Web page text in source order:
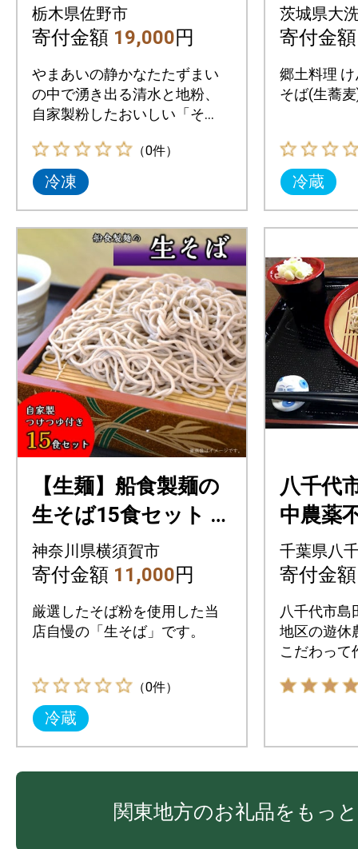
栃木県佐野市
寄付金額 19,000円
やまあいの静かなたたずまい
の中で湧き出る清水と地粉、
自家製粉したおいしい「そ
（0件）
冷凍
麦つゆ
茨城県大
寄付金
郷土料理
そば(生蕎
冷蔵
【生麺】船食製麺の
生そば15食セット 自
家製つけつゆ付き
神奈川県横須賀市
寄付金額 11,000円
厳選したそば粉を使用した当
店自慢の「生そば」です。
（0件）
冷蔵
八千代
中農薬
された
0%使
(半生
ット)
千葉県八
寄付金
八千代市島
地区の遊休
こだわって
関東地方のお礼品をもっ